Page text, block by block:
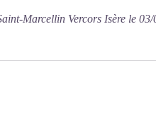
Marcellin Vercors Isère le